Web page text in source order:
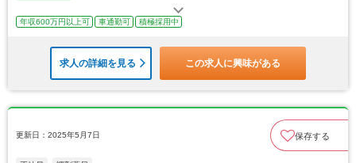
年収600万円以上可 車通勤可 積極採用中
求人の詳細を見る この求人に興味がある
更新日：2025年5月7日 保存する